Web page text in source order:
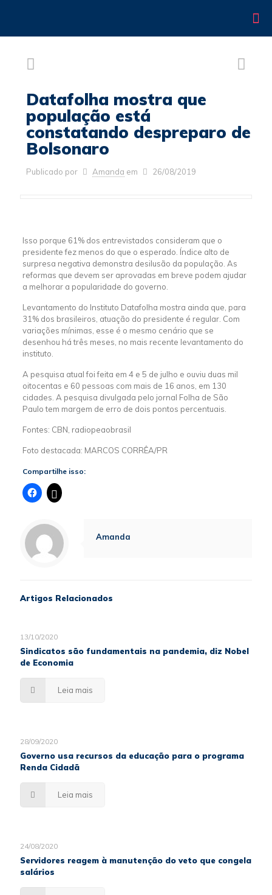
Datafolha mostra que
população está
constatando despreparo de
Bolsonaro
Publicado por Amanda em 26/08/2019
Isso porque 61% dos entrevistados consideram que o
presidente fez menos do que o esperado. Índice alto de
surpresa negativa demonstra desilusão da população. As
reformas que devem ser aprovadas em breve podem ajudar
a melhorar a popularidade do governo.
Levantamento do Instituto Datafolha mostra ainda que, para
31% dos brasileiros, atuação do presidente é regular. Com
variações mínimas, esse é o mesmo cenário que se
desenhou há três meses, no mais recente levantamento do
instituto.
A pesquisa atual foi feita em 4 e 5 de julho e ouviu duas mil
oitocentas e 60 pessoas com mais de 16 anos, em 130
cidades. A pesquisa divulgada pelo jornal Folha de São
Paulo tem margem de erro de dois pontos percentuais.
Fontes: CBN, radiopeaobrasil
Foto destacada: MARCOS CORRÊA/PR
Compartilhe isso:
Amanda
Artigos Relacionados
13/10/2020
Sindicatos são fundamentais na pandemia, diz Nobel
de Economia
Leia mais
28/09/2020
Governo usa recursos da educação para o programa
Renda Cidadã
Leia mais
24/08/2020
Servidores reagem à manutenção do veto que congela
salários